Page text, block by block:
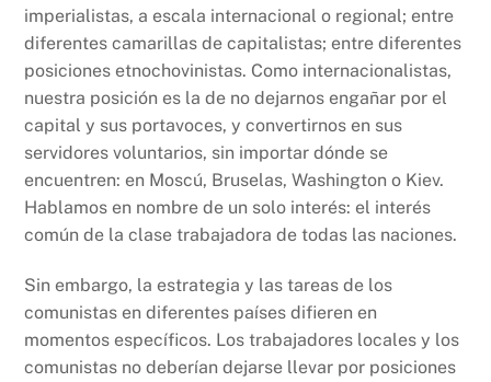
imperialistas, a escala internacional o regional; entre
diferentes camarillas de capitalistas; entre diferentes
posiciones etnochovinistas. Como internacionalistas,
nuestra posición es la de no dejarnos engañar por el
capital y sus portavoces, y convertirnos en sus
servidores voluntarios, sin importar dónde se
encuentren: en Moscú, Bruselas, Washington o Kiev.
Hablamos en nombre de un solo interés: el interés
común de la clase trabajadora de todas las naciones.
Sin embargo, la estrategia y las tareas de los
comunistas en diferentes países difieren en
momentos específicos. Los trabajadores locales y los
comunistas no deberían dejarse llevar por posiciones